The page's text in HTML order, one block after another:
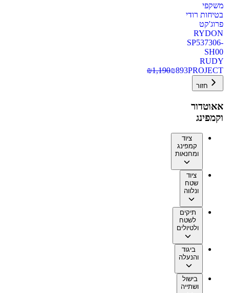
משקפי
בטיחות רודי
פרוג'קט
RYDON
SP537306-
SH00
RUDY
PROJECT
₪893
₪1,190
חזור
אאוטדור
וקמפינג
ציוד
קמפינג
ומחנאות
ציוד
שטח
ונלווה
תיקים
לשטח
ולטיולים
ביגוד
והנעלה
בישול
ושתייה